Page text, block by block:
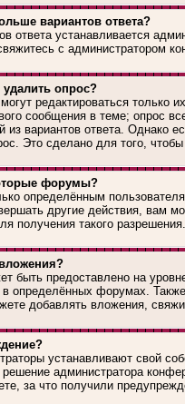
вариантов ответа?
ответа устанавливается
с администратором
удалить опрос?
редактироваться только
сообщения в теме; опрос
из вариантов ответа. Однако
Это сделано для того,
форумы?
определённым
другие действия, вам
получения такого разрешения.
быть предоставлено на
определённых форумах.
добавлять вложения,
устанавливают свой
администратора
за что получили